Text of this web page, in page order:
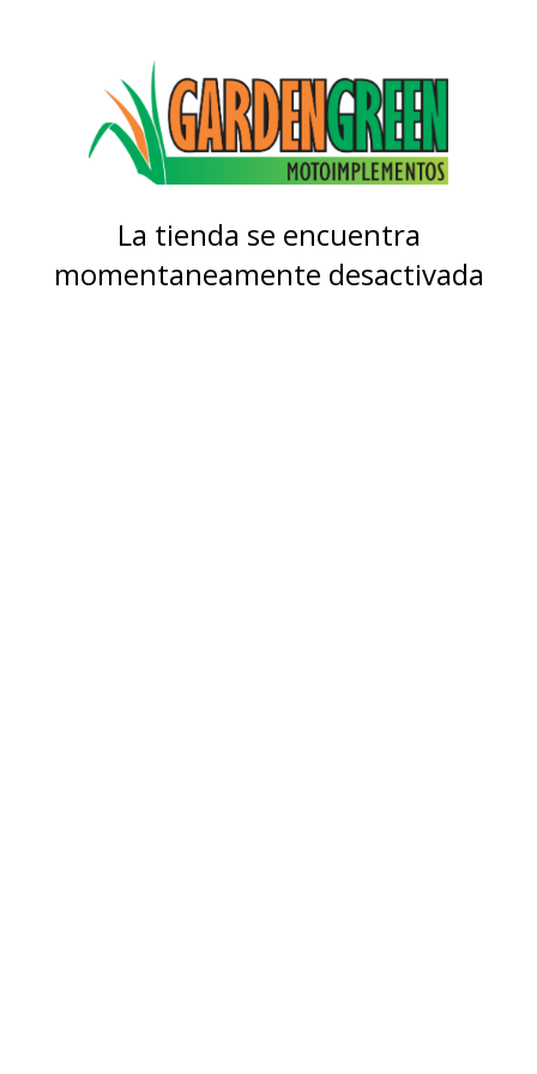
La tienda se encuentra
momentaneamente desactivada